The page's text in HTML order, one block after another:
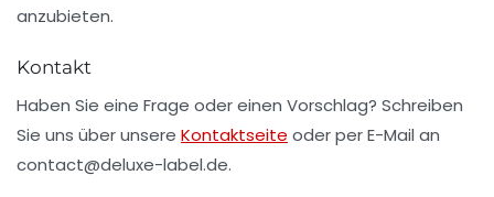
anzubieten.
Kontakt
Haben Sie eine Frage oder einen Vorschlag? Schreiben
Sie uns über unsere Kontaktseite oder per E-Mail an
contact@deluxe-label.de.